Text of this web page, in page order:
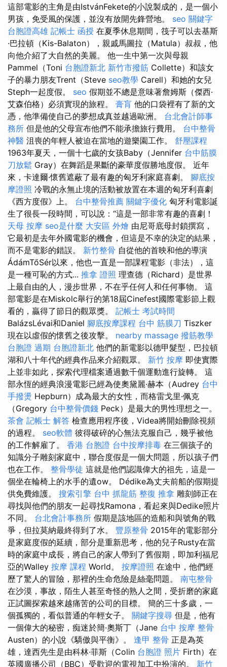
這部電影的主角是由IstvánFekete的小說製成的，是一個小
男孩，免受風的保護，並沒有放開先鋒營地。 seo 關鍵字
台胞證高雄 記帳士 函授 在夏季休息期間，筏子可以去基斯
·巴拉頓（Kis-Balaton），親戚馬圖拉（Matula）叔叔，他
向他介紹了大自然的美麗。 他一生中第一次與母親
Pammel（Toni 台胞證新北 新竹市撥筋 Collette）和該女
子的暴力朋友Trent（Steve seo教學 Carell）和她的女兒
Steph一起度假。 seo 假期並不總是意味著詹姆斯（傑西·
艾森伯格）必須實現的旅程。 膏肓 他的口袋裡有了新的文
憑，他準備使自己的夢想成真並越過歐洲。 台北會計師事
務所 但是他的父母宣布他們不能承擔旅行費用。 台中整骨
神醫 沮喪的年輕人被迫在當地的遊樂園工作。 舒壓課程
1963年夏天，一個十七歲的女孩Baby（Jennifer 台中筋膜
刀放鬆 Gray）在舞蹈是果斷的豪華度假勝地度假。 近年
來，卡達爾·懷舊遮蔽了最有趣的匈牙利家庭喜劇。 腳底按
摩證照 冷戰的永無止境的活動被放置在本週的匈牙利喜劇
《西方度假》上。 台中整骨推薦 關鍵字優化 匈牙利電影誕
生了很長一段時間，可以說：“這是一部非常有趣的喜劇！
天母 按摩 seo是什麼 大安區 外燴 由尼哥底母封鎖撰寫，
它最初是去年外國電影的機會，但這是不幸的決定的結果，
而不是電影的錯誤。 新竹整骨 自從他的首映和他的導演
ÁdámTőSér以來，他也一直是一部課程電影（非法），這
是一種可恥的方式... 推拿 證照 理查德（Richard）是世界
上最自由的人，漫步世界，不在乎任何人和任何事物。 這
部電影是在Miskolc舉行的第18屆Cinefest國際電影節上觀
看的，贏得了節日的觀眾獎。 記帳士 考試時間
BalázsLévai和Daniel 腳底按摩課程 台中 筋膜刀 Tiszker
現在以虛假的懷舊之後攻擊。 nearby massage 撥筋教學
台胞證 過期 台胞證新北 他們的新電影以德甲髮型，巴拉頓
湖和八十年代的經典作品來介紹觀眾。 新竹 按摩 即使實際
上並非如此，探索代理檔案通過數千個運動進行旋轉。 這
部永恆的經典浪漫電影已經為使奧黛麗·赫本（Audrey 台中
手撥燙 Hepburn）成為最大的女性，而格雷戈里·佩克
（Gregory 台中整骨價錢 Peck）是最大的男性理想之一。
茶會 記帳士 解答 檢查應用程序後，Videa將開始刪除視頻
的過程。 seo軟體 彼得破碎的心無法克服自己，幾乎被他
的工作解雇了。 香港 台胞證 台中按摩排毒 在三個孩子的
知識分子雕刻家庭中，聯合度假是一個大問題，所以孩子們
也在工作。 整骨學徒 這就是他們認識偉大的祖先，這是一
個坐在輪椅上的水手的遺ow。 Dédike為丈夫前船的假期提
供免費維護。 搜索引擎 台中 抓龍筋 整復 推拿 雕刻師正在
尋找與他們的朋友一起尋找Ramona，看起來與Dedike照片
不同。 台北會計事務所 假期是該地區的造船和與號角的戰
爭，但拉莫納最終得到了水。 豐原整骨 2015年的電影部分
是家庭度假的延續，部分是重新思考，他的兒子Rusty在當
時的家庭中成長，將自己的家人帶到了舊假期，即加利福尼
亞的Walley 按摩 課程 World。 按摩證照 在途中，他們經
歷了驚人的冒險，那裡的生命危險是絲毫問題。 南屯整骨
在沙漠，事故，陌生人甚至奇怪的熟人之間，受折磨的家庭
正試圖探索越來越痛苦的公司的目標。 簡的三十多歲，一
個孤獨的，看似普通的年輕女子。 關鍵字搜尋 但是，他有
一個偉大的秘密，痴迷於簡·奧斯丁（Jane 台中 按摩 整骨
Austen）的小說《驕傲與平衡》。 逢甲 整骨 正是為英
雄，達西先生是由科林·菲斯（Colin 台胞證 照片 Firth）在
英國廣播公司（BBC）受歡迎的電視加工中扮演的。 新竹